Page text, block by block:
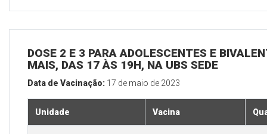
DOSE 2 E 3 PARA ADOLESCENTES E
MAIS, DAS 17 ÀS 19H, NA UBS SEDE
Data de Vacinação: 17 de maio de 2023
Unidade Vacina